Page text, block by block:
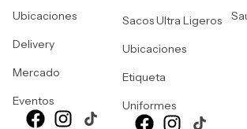
Ubicaciones
Delivery
Mercado
Eventos
Sacos Ultra Ligeros
Ubicaciones
Etiqueta
Uniformes